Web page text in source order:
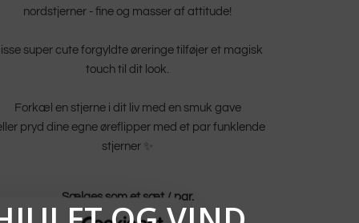
nordstjerner - fine og masser af attitude!
super cute forgyldte øreringe tilføjer et magisk
touch til dit look.
Forkæl en stjerne i dit liv med en smuk gave
pryd dine egne øreflipper med et par funklende
stjerner ✨
Sælges som et sæt / par.